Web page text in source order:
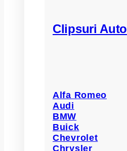
Clipsuri Auto
Alfa Romeo
Audi
BMW
Buick
Chevrolet
Chrysler